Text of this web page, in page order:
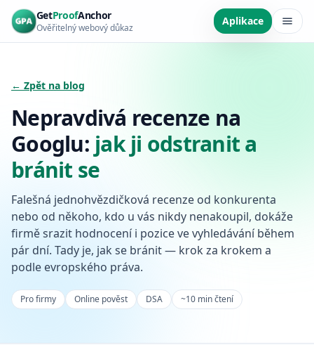
Přeskočit na hlavní obsah
GetProofAnchor
Ověřitelný webový důkaz
Aplikace
← Zpět na blog
Nepravdivá recenze na
Googlu: jak ji odstranit a
bránit se
Falešná jednohvězdičková recenze od konkurenta
nebo od někoho, kdo u vás nikdy nenakoupil, dokáže
firmě srazit hodnocení i pozice ve vyhledávání během
pár dní. Tady je, jak se bránit — krok za krokem a
podle evropského práva.
Pro firmy Online pověst DSA ~10 min čtení